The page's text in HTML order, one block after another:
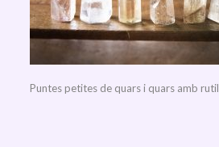
Puntes petites de quars i quars amb rutil